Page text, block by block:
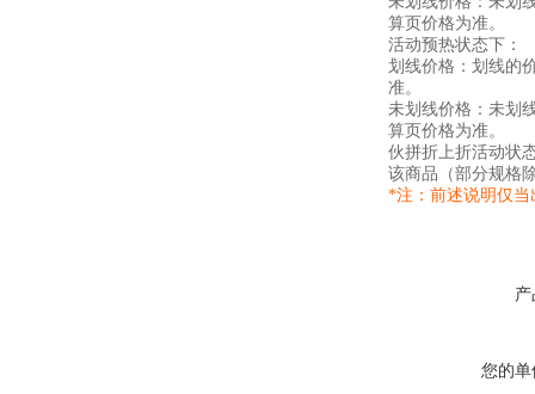
算页价格为准。
活动预热状态下：
划线价格：划线的
准。
未划线价格：未划
算页价格为准。
伙拼折上折活动状
该商品（部分规格
*注：前述说明仅当
您的单